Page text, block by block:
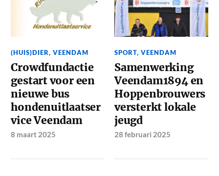
(HUIS)DIER,VEENDAM
Crowdfundactie
gestart voor een
nieuwe bus
hondenuitlaatser
vice Veendam
8 maart 2025
SPORT,VEENDAM
Samenwerking
Veendam1894 en
Hoppenbrouwers
versterkt lokale
jeugd
28 februari 2025